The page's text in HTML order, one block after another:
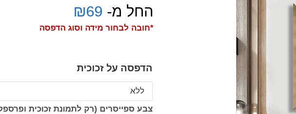
החל מ- ₪69
*חובה לבחור מידה וסוג הדפסה
הדפסה על זכוכית
צבע ספייסרים (רק לתמונת זכוכית